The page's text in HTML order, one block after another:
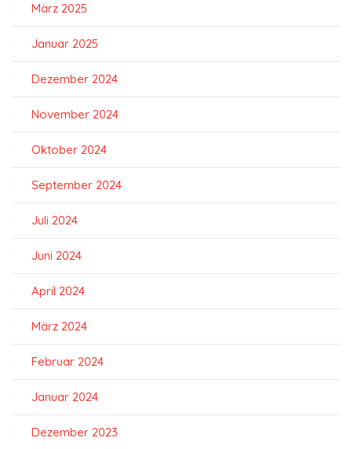
März 2025
Januar 2025
Dezember 2024
November 2024
Oktober 2024
September 2024
Juli 2024
Juni 2024
April 2024
März 2024
Februar 2024
Januar 2024
Dezember 2023